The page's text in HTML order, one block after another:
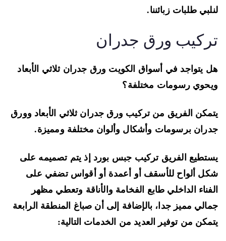
طلبات زبائننا.
ورق جدران
يتواجد في أسواق الكويت ورق جدران ثلاثي الأبعاد
رسومات مختلفة؟
الفريق من تركيب ورق جدران ثلاثي الأبعاد وورق
برسومات وأشكال وألوان مختلفة ومميزة.
الفريق تركيب جبس بورد إذ يتم تصميمه على
ألواح للأسقف أو أعمدة أو أقواس تضفي على
الداخلي طابع الفخامة والأناقة وتعطي مظهر
مميز جدا، بالإضافة إلى أن صباغ المنطقة الرابعة
من توفير العديد من الخدمات التالية: